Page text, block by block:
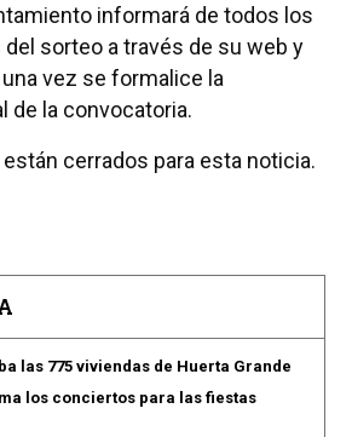
informará de todos los
sorteo a través de su web y
vez se formalice la
de la convocatoria.
cerrados para esta noticia.
las 775 viviendas de Huerta Grande
los conciertos para las fiestas